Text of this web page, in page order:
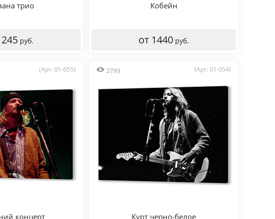
трио
руб.
Кобейн
от 1440 руб.
(Арт: 01-055)
концерт
2799 (Арт: 01-054)
Курт черно-белое